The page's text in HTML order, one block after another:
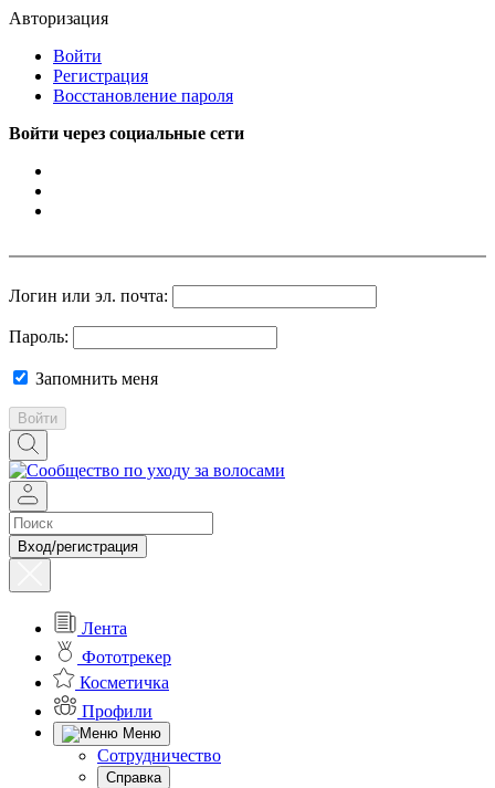
Авторизация
Войти
Регистрация
Восстановление пароля
Войти через социальные сети
Логин или эл. почта:
Пароль:
Запомнить меня
Войти
Вход/регистрация
Лента
Фототрекер
Косметичка
Профили
Меню
Сотрудничество
Справка